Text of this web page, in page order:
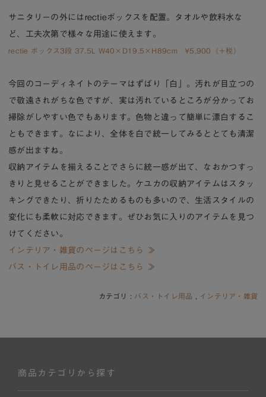
サニタリーの外にはrectieボックスを配置。タオルや飲料水な
ど、工夫次第で様々な用途に使えます。
rectie ボックス3段 37.5L W40×D19.5×H89cm ¥5,900（＋税）
今回のコーディネイトのテーマはずばり「白」。汚れが目立つの
で敬遠されがちな色ですが、実は汚れているところが分かってお
掃除がしやすい色でもあります。色物と違って簡単に漂白するこ
ともできます。なにより、全体を白で統一してみるととても清潔
感が出ますね。
収納アイテムを揃えることでさらに統一感が出て、なおかつすっ
きりと見せることができました。ケユカの収納アイテムはスタッ
キングできたり、折りたためるものも多いので、生活スタイルの
変化にも柔軟に対応できます。ぜひお気に入りのアイテムを見つ
けてください。
インテリア・雑貨のページはこちら ≫
バス・トイレ用品のページはこちら ≫
カテゴリ : バス・トイレ用品 インテリア・雑貨
商品カテゴリから探す